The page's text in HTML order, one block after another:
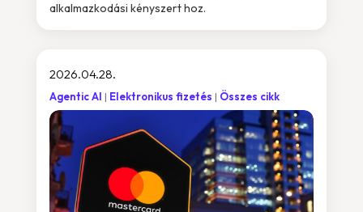
alkalmazkodási kényszert hoz.
2026.04.28.
Agentic AI Elektronikus fizetés Összes cikk